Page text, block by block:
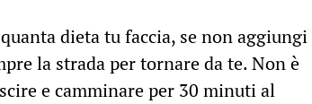
dieta tu faccia, se non aggiungi
la strada per tornare da te. Non è
e camminare per 30 minuti al